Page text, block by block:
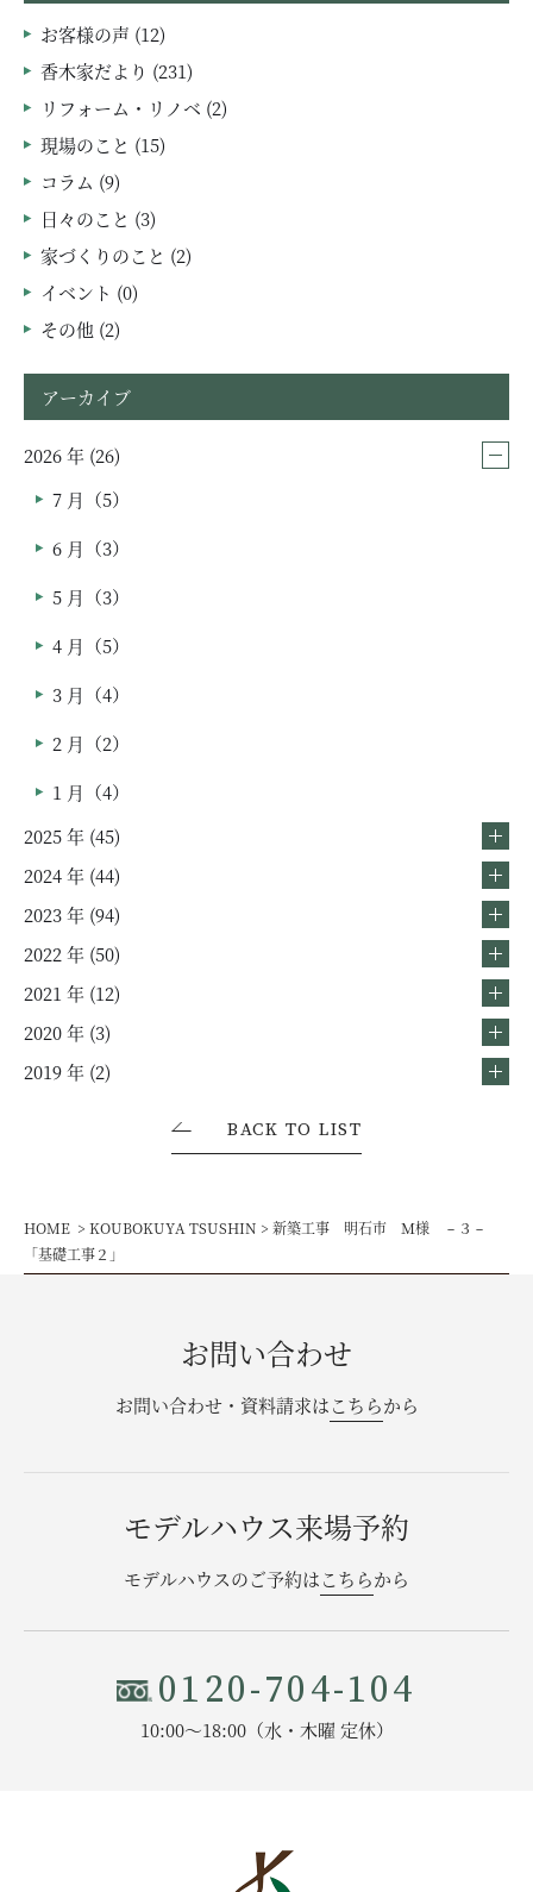
お客様の声 (12)
香木家だより (231)
リフォーム・リノベ (2)
現場のこと (15)
コラム (9)
日々のこと (3)
家づくりのこと (2)
イベント (0)
その他 (2)
アーカイブ
2026 年 (26)
7 月（5）
6 月（3）
5 月（3）
4 月（5）
3 月（4）
2 月（2）
1 月（4）
2025 年 (45)
2024 年 (44)
2023 年 (94)
2022 年 (50)
2021 年 (12)
2020 年 (3)
2019 年 (2)
BACK TO LIST
HOME KOUBOKUYA TSUSHIN
新築工事 明石市 Ｍ様 －３－
「基礎工事２」
お問い合わせ
お問い合わせ・資料請求はこちらから
モデルハウス来場予約
モデルハウスのご予約はこちらから
0120-704-104
10:00〜18:00（水・木曜 定休）